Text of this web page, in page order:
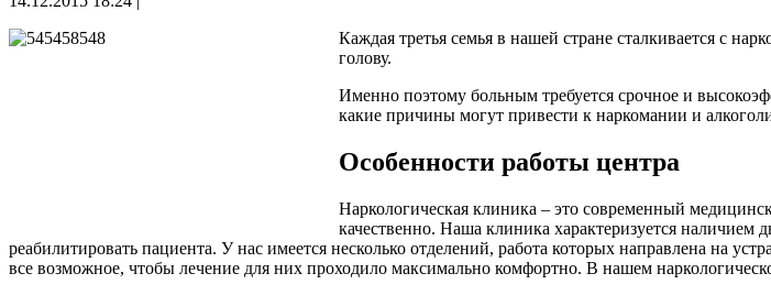
Каждая третья семья в нашей стране сталкивается с
голову.
Именно поэтому больным требуется срочное и
какие причины могут привести к наркомании и
Особенности работы центра
Наркологическая клиника – это современный
качественно. Наша клиника характеризуется наличием
реабилитировать пациента. У нас имеется несколько отделений, работа которых направлена на
все возможное, чтобы лечение для них проходило максимально комфортно. В нашем